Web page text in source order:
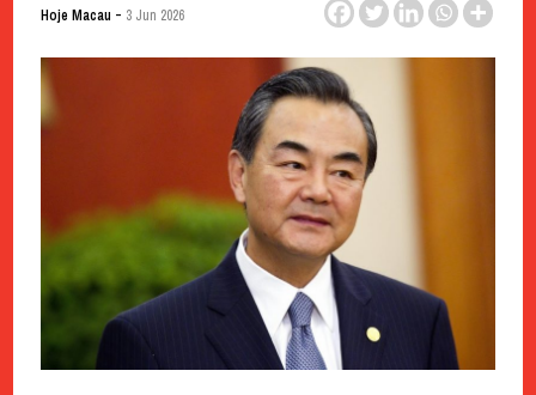
Hoje Macau - 3 Jun 2026